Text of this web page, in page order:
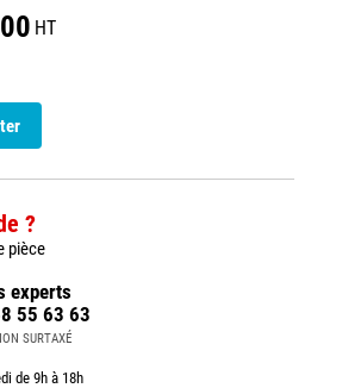
HT
?
pièce
experts
55 63 63
SURTAXÉ
de 9h à 18h